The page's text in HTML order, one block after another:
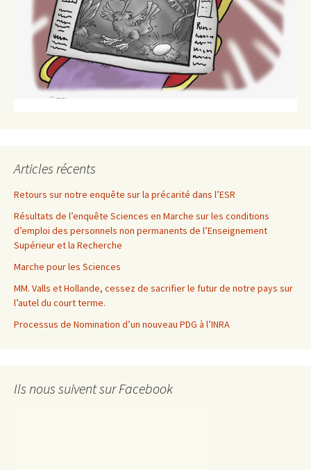
Articles récents
Retours sur notre enquête sur la précarité dans l’ESR
Résultats de l’enquête Sciences en Marche sur les conditions
d’emploi des personnels non permanents de l’Enseignement
Supérieur et la Recherche
Marche pour les Sciences
MM. Valls et Hollande, cessez de sacrifier le futur de notre pays sur
l’autel du court terme.
Processus de Nomination d’un nouveau PDG à l’INRA
Ils nous suivent sur Facebook